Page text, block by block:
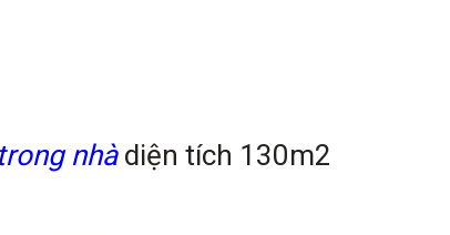
nhàdiện tích 130m2